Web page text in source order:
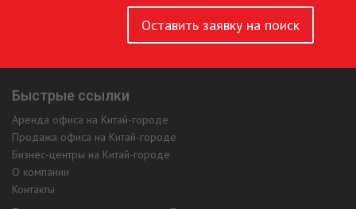
Оставить заявку на поиск
Быстрые ссылки
Аренда офиса на Китай-городе
Продажа офиса на Китай-городе
Бизнес-центры на Китай-городе
О компании
Контакты